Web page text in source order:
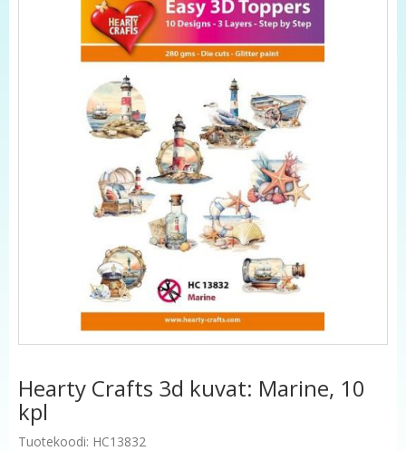
Hearty Crafts 3d kuvat: Marine, 10
kpl
Tuotekoodi: HC13832